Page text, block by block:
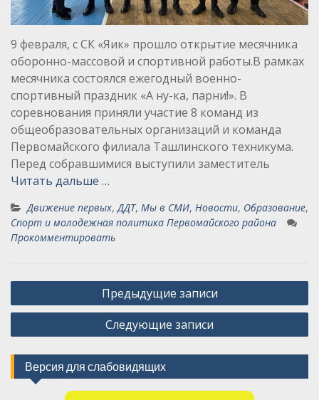
9 февраля, с СК «Яик» прошло открытие месячника
оборонно-массовой и спортивной работы.В рамках
месячника состоялся ежегодный военно-
спортивный праздник «А ну-ка, парни!». В
соревнования приняли участие 8 команд из
общеобразовательных организаций и команда
Первомайского филиала Ташлинского техникума.
Перед собравшимися выступили заместитель
Читать дальше …
Движение первых,ДДТ, Мы в СМИ, Новости, Образование,
Спорт и молодежная политика Первомайского района
Прокомментировать
Навигация
по
Предыдущие записи
Следующие записи
Версия для слабовидящих